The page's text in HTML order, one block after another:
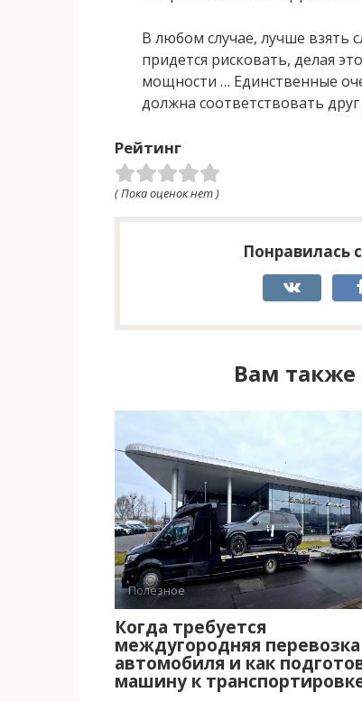
В любом случае, лучше взять
придется рисковать, делая
мощности … Единственные
должна соответствовать друг
Рейтинг
( Пока оценок нет )
Понравилась
Вам
Полезное
Когда требуется
междугородняя перевозка
автомобиля и как
машину к